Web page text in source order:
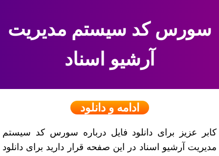
سورس کد سیستم مدیریت
آرشیو اسناد
ادامه و دانلود
کابر عزیز برای دانلود فایل درباره سورس کد سیستم
مدیریت آرشیو اسناد در این صفحه قرار دارید برای دانلود